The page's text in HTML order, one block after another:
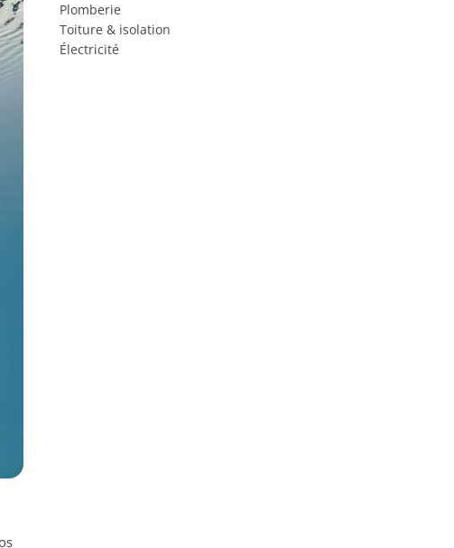
Plomberie
Toiture & isolation
Électricité